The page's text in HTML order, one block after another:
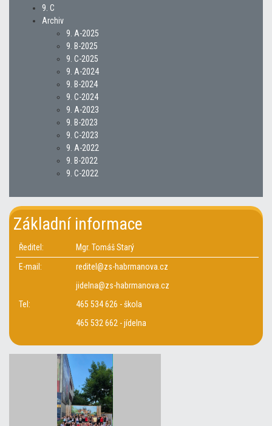
9. C
Archiv
9. A-2025
9. B-2025
9. C-2025
9. A-2024
9. B-2024
9. C-2024
9. A-2023
9. B-2023
9. C-2023
9. A-2022
9. B-2022
9. C-2022
Základní informace
Ředitel:
Mgr. Tomáš Starý
E-mail:
reditel@zs-habrmanova.cz
jidelna@zs-habrmanova.cz
Tel:
465 534 626 - škola
465 532 662 - jídelna